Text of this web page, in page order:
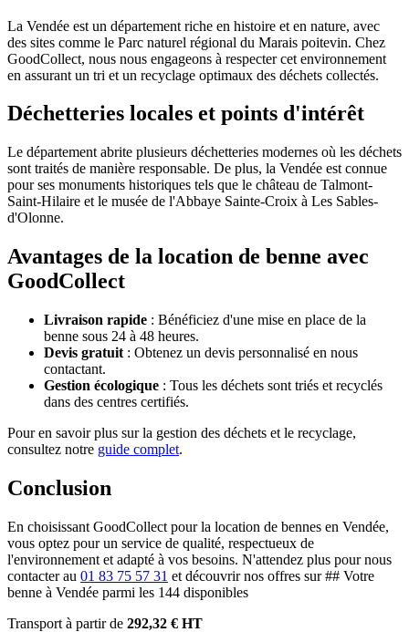
La Vendée est un département riche en histoire et en nature, avec
des sites comme le Parc naturel régional du Marais poitevin. Chez
GoodCollect, nous nous engageons à respecter cet environnement
en assurant un tri et un recyclage optimaux des déchets collectés.
Déchetteries locales et points d'intérêt
Le département abrite plusieurs déchetteries modernes où les déchets
sont traités de manière responsable. De plus, la Vendée est connue
pour ses monuments historiques tels que le château de Talmont-
Saint-Hilaire et le musée de l'Abbaye Sainte-Croix à Les Sables-
d'Olonne.
Avantages de la location de benne avec
GoodCollect
Livraison rapide : Bénéficiez d'une mise en place de la
benne sous 24 à 48 heures.
Devis gratuit : Obtenez un devis personnalisé en nous
contactant.
Gestion écologique : Tous les déchets sont triés et recyclés
dans des centres certifiés.
Pour en savoir plus sur la gestion des déchets et le recyclage,
consultez notre guide complet.
Conclusion
En choisissant GoodCollect pour la location de bennes en Vendée,
vous optez pour un service de qualité, respectueux de
l'environnement et adapté à vos besoins. N'attendez plus pour nous
contacter au 01 83 75 57 31 et découvrir nos offres sur ## Votre
benne à Vendée parmi les 144 disponibles
Transport à partir de 292,32 € HT